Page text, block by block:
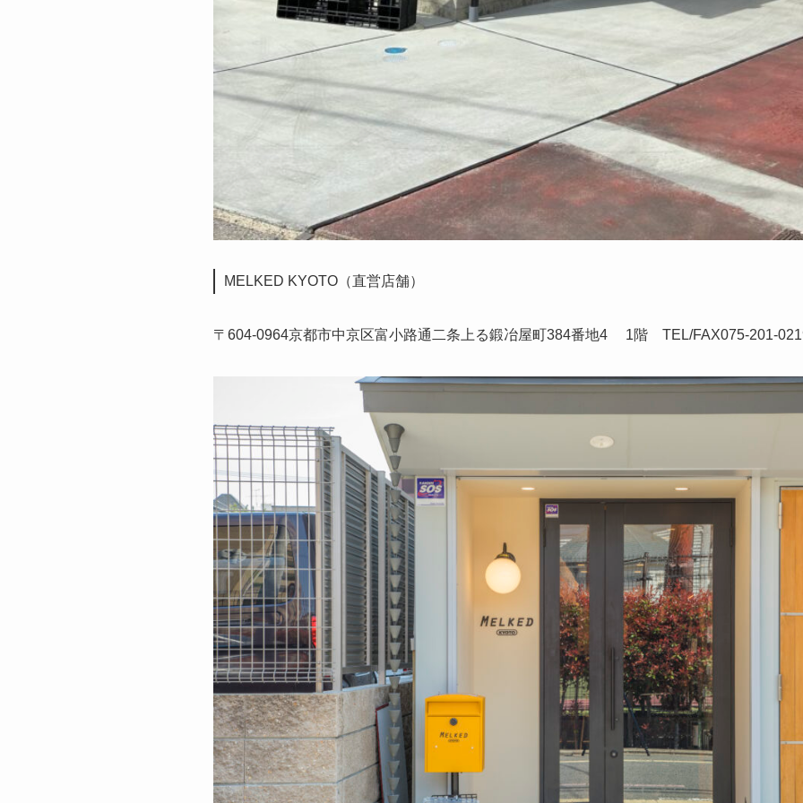
MELKED KYOTO（直営店舗）
〒604-0964京都市中京区富小路通二条上る鍛冶屋町384番地4 1階 TEL/FAX075-201-